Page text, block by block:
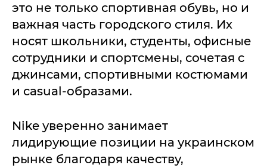
это не только спортивная обувь, но и
важная часть городского стиля. Их
носят школьники, студенты, офисные
сотрудники и спортсмены, сочетая с
джинсами, спортивными костюмами
и casual-образами.
Nike уверенно занимает
лидирующие позиции на украинском
рынке благодаря качеству,